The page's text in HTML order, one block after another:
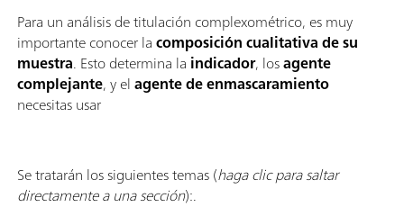
Para un análisis de titulación complexométrico, es muy
importante conocer lacomposición cualitativa de su
muestra. Esto determina la indicador, losagente
complejante, y elagente de enmascaramiento
necesitas usar
Se tratarán los siguientes temas (haga clic para saltar
directamente a una sección):.